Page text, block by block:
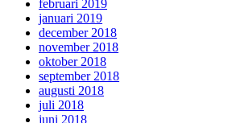
februari 2019
januari 2019
december 2018
november 2018
oktober 2018
september 2018
augusti 2018
juli 2018
juni 2018